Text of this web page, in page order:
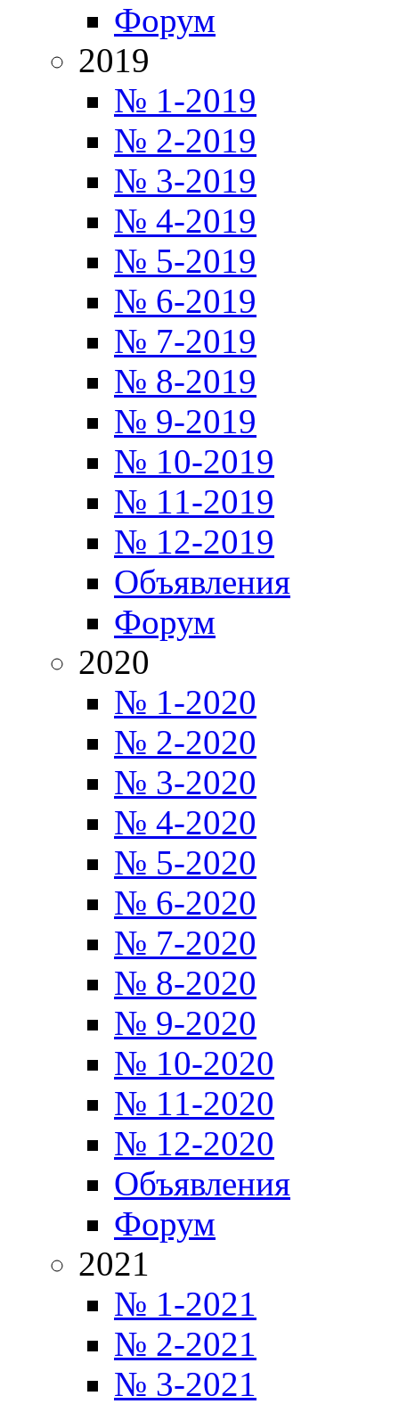
Форум
2019
№ 1-2019
№ 2-2019
№ 3-2019
№ 4-2019
№ 5-2019
№ 6-2019
№ 7-2019
№ 8-2019
№ 9-2019
№ 10-2019
№ 11-2019
№ 12-2019
Объявления
Форум
2020
№ 1-2020
№ 2-2020
№ 3-2020
№ 4-2020
№ 5-2020
№ 6-2020
№ 7-2020
№ 8-2020
№ 9-2020
№ 10-2020
№ 11-2020
№ 12-2020
Объявления
Форум
2021
№ 1-2021
№ 2-2021
№ 3-2021